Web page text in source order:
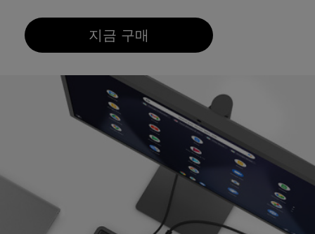
지금 구매